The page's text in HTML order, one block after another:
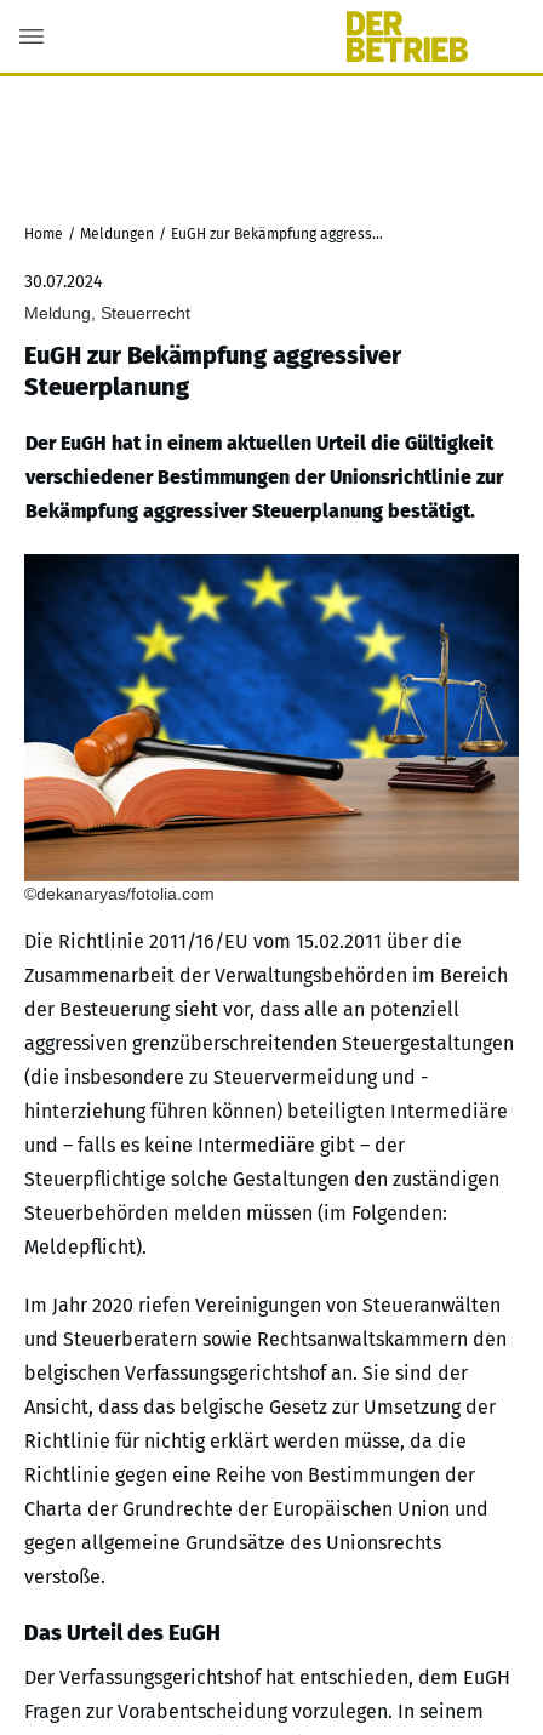
Home / Meldungen / EuGH zur Bekämpfung aggressiver Steuerplanung
30.07.2024
Meldung, Steuerrecht
EuGH zur Bekämpfung aggressiver
Steuerplanung
Der EuGH hat in einem aktuellen Urteil die Gültigkeit
verschiedener Bestimmungen der Unionsrichtlinie zur
Bekämpfung aggressiver Steuerplanung bestätigt.
©dekanaryas/fotolia.com
Die Richtlinie 2011/16/EU vom 15.02.2011 über die
Zusammenarbeit der Verwaltungsbehörden im Bereich
der Besteuerung sieht vor, dass alle an potenziell
aggressiven grenzüberschreitenden Steuergestaltungen
(die insbesondere zu Steuervermeidung und -
hinterziehung führen können) beteiligten Intermediäre
und – falls es keine Intermediäre gibt – der
Steuerpflichtige solche Gestaltungen den zuständigen
Steuerbehörden melden müssen (im Folgenden:
Meldepflicht).
Im Jahr 2020 riefen Vereinigungen von Steueranwälten
und Steuerberatern sowie Rechtsanwaltskammern den
belgischen Verfassungsgerichtshof an. Sie sind der
Ansicht, dass das belgische Gesetz zur Umsetzung der
Richtlinie für nichtig erklärt werden müsse, da die
Richtlinie gegen eine Reihe von Bestimmungen der
Charta der Grundrechte der Europäischen Union und
gegen allgemeine Grundsätze des Unionsrechts
verstoße.
Das Urteil des EuGH
Der Verfassungsgerichtshof hat entschieden, dem EuGH
Fragen zur Vorabentscheidung vorzulegen. In seinem